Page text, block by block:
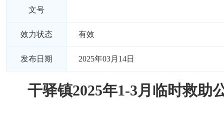
文号
效力状态 有效
发布日期 2025年03月14日
干驿镇2025年1-3月临时救助